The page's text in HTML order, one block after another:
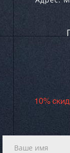
10%